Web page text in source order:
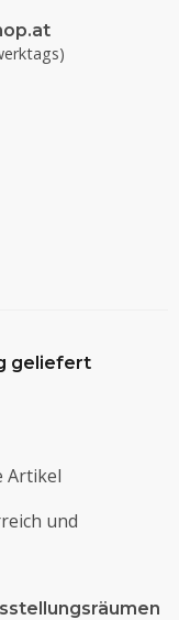
geliefert
Artikel
und